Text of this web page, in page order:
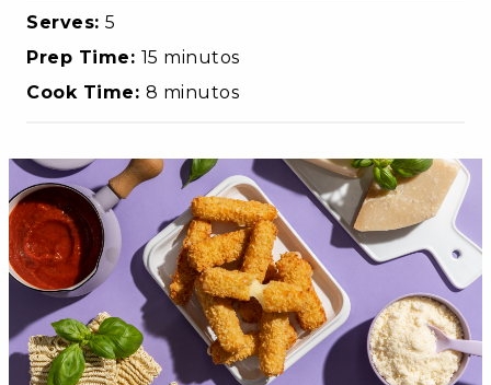
Serves: 5
Prep Time: 15 minutos
Cook Time: 8 minutos